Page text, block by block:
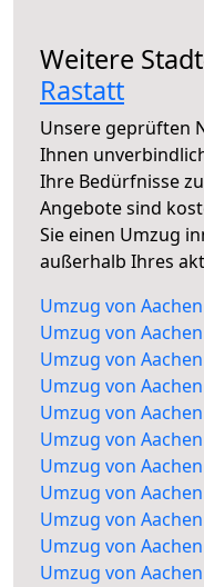
Weitere
Rastatt
Unsere geprüften
Ihnen
Ihre Bedürfnisse
Angebote sind
Sie einen Umzug
außerhalb Ihres
Umzug von
Umzug von
Umzug von
Umzug von
Umzug von
Umzug von
Umzug von
Umzug von
Umzug von
Umzug von
Umzug von